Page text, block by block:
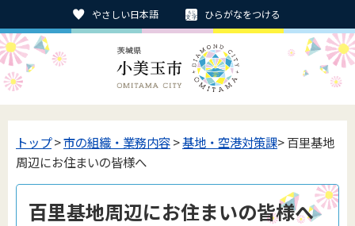
やさしい日本語 ひらがなをつける
トップ>市の組織・業務内容>基地・空港対策課> 百里基地
周辺にお住まいの皆様へ
百里基地周辺にお住まいの皆様へ